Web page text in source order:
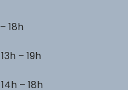
18h
– 19h
– 18h